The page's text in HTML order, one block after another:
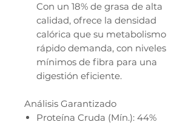
Con un 18% de grasa de alta
calidad, ofrece la densidad
calórica que su metabolismo
rápido demanda, con niveles
mínimos de fibra para una
digestión eficiente.
Análisis Garantizado
Proteína Cruda (Mín.): 44%